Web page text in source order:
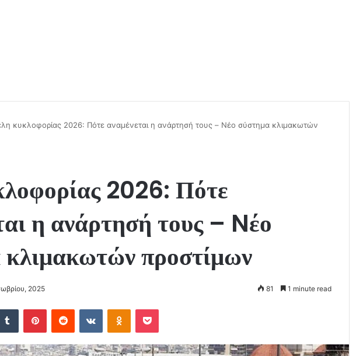
κυκλοφορίας 2026: Πότε αναμένεται η ανάρτησή τους – Nέο σύστημα κλιμακωτών
2026: Πότε
η ανάρτησή τους – Nέο
προστίμων
2025 81 1 minute read
Tumblr PinterestReddit VKontakteOdnoklassniki
Pocket